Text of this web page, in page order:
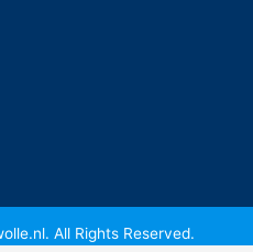
All Rights Reserved.